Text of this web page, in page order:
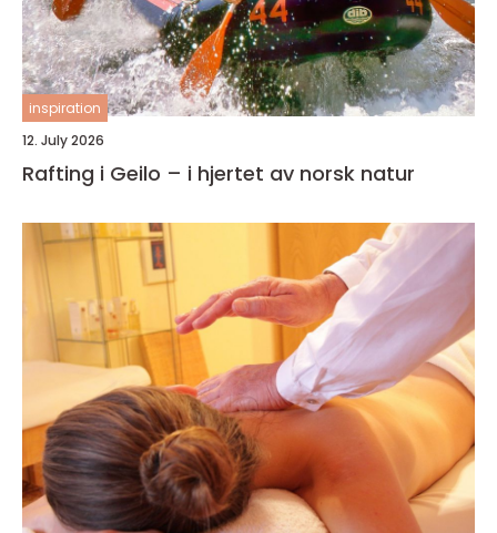
inspiration
12. July 2026
Rafting i Geilo – i hjertet av norsk natur